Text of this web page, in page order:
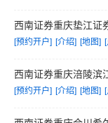
西南证券重庆垫江证
[预约开户] [介绍] [地图]
西南证券重庆涪陵滨
[预约开户] [介绍] [地图]